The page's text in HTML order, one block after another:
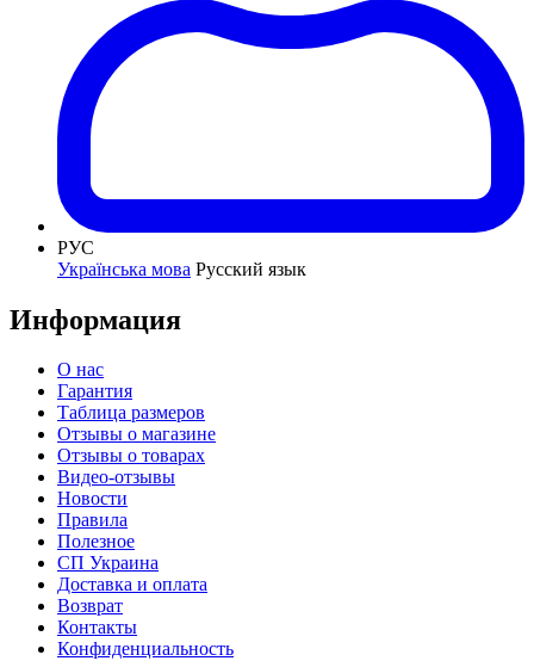
РУС
Українська мова Русский язык
Информация
О нас
Гарантия
Таблица размеров
Отзывы о магазине
Отзывы о товарах
Видео-отзывы
Новости
Правила
Полезное
СП Украина
Доставка и оплата
Возврат
Контакты
Конфиденциальность